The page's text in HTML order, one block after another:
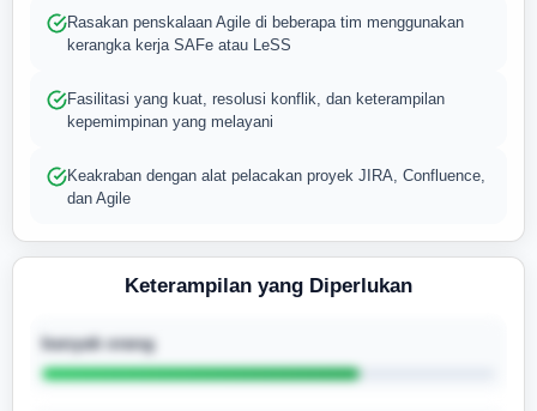
Rasakan penskalaan Agile di beberapa tim menggunakan
kerangka kerja SAFe atau LeSS
Fasilitasi yang kuat, resolusi konflik, dan keterampilan
kepemimpinan yang melayani
Keakraban dengan alat pelacakan proyek JIRA, Confluence,
dan Agile
Keterampilan yang Diperlukan
banyak orang